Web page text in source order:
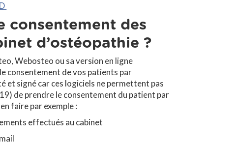
consentement des
d’ostéopathie ?
Webosteo ou sa version en ligne
consentement de vos patients par
et signé car ces logiciels ne permettent pas
de prendre le consentement du patient par
faire par exemple :
effectués au cabinet